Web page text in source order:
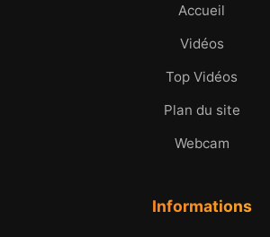
Accueil
Vidéos
Top Vidéos
Plan du site
Webcam
Informations